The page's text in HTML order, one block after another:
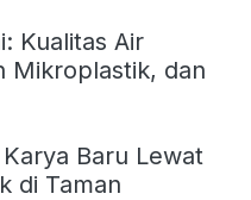
Kualitas Air
Mikroplastik, dan
Baru Lewat
di Taman